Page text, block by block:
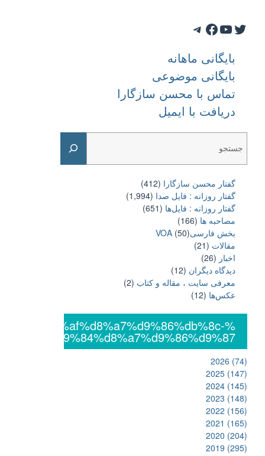
Telegram Facebook YouTube Twitter
بایگانی ماهانه
بایگانی موضوعی
تماس با محسن سازگارا
دریافت با ایمیل
گفتار محسن سازگارا (412)
گفتار روزانه : فایل‌ صدا (1,994)
گفتار روزانه : فایل‌ها (651)
مصاحبه ها (166)
بخش فارسیVOA(50)
مقالات (21)
اخبار (26)
دیدگاه دیگران (12)
معرفی سایت ، مقاله و کتاب (2)
عکس‌ها (12)
2026 (74)
2025 (147)
2024 (145)
2023 (148)
2022 (156)
2021 (165)
2020 (204)
2019 (295)